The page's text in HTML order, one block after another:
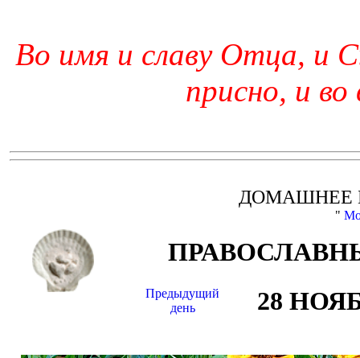
Во имя и славу Отца, и
присно, и во
ДОМАШНЕЕ
"
Предыдущий
день
28